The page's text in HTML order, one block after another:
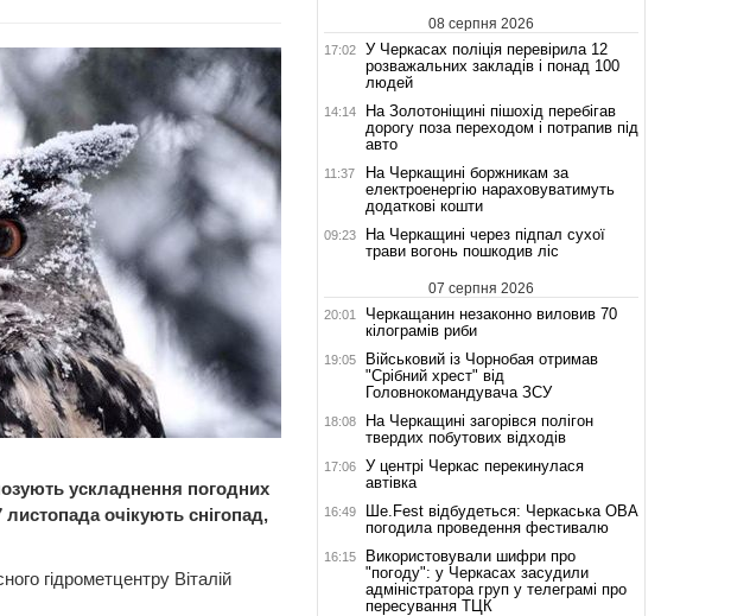
ускладнення погодних
очікують снігопад,
гідрометцентру Віталій
08 серпня 2026
17:02
У Черкасах поліція перевірила 12
розважальних закладів і понад 100
людей
14:14
На Золотоніщині пішохід перебігав
дорогу поза переходом і потрапив під
авто
11:37
На Черкащині боржникам за
електроенергію нараховуватимуть
додаткові кошти
09:23
На Черкащині через підпал сухої
трави вогонь пошкодив ліс
07 серпня 2026
20:01
Черкащанин незаконно виловив 70
кілограмів риби
19:05
Військовий із Чорнобая отримав
"Срібний хрест" від
Головнокомандувача ЗСУ
18:08
На Черкащині загорівся полігон
твердих побутових відходів
17:06
У центрі Черкас перекинулася
автівка
16:49
Ше.Fest відбудеться: Черкаська ОВА
погодила проведення фестивалю
16:15
Використовували шифри про
"погоду": у Черкасах засудили
адміністратора груп у телеграмі про
пересування ТЦК